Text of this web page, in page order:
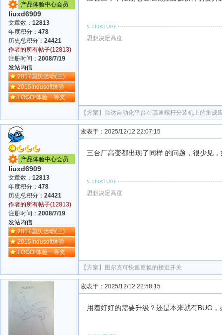
产品体验中心会员
liuxd6909
文章数： 12813
年度积分： 478
历史总积分： 24421
作者的所有帖子(12813)
注册时间： 2008/7/19
发站内信
2017国庆活动(三)
2015Indusoft体验
LOGO!体验一等奖
思想决定高度
【方案】 台达自动化平台在高速螺杆分装机上的集成
产品体验中心会员
liuxd6909
文章数： 12813
年度积分： 478
历史总积分： 24421
作者的所有帖子(12813)
注册时间： 2008/7/19
发站内信
2017国庆活动(三)
2015Indusoft体验
LOGO!体验一等奖
发表于：2025/12/12 22:07:15
三台厂高变都出现了同样 的问题，很少见
思想决定高度
【方案】 图尔克可快速更换的接近开关
发表于：2025/12/12 22:58:15
用着好好的需要升级？还是本来就有BUG